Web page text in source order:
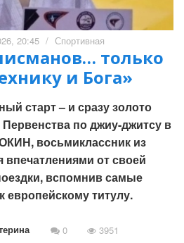
20:45 / Спортивная
только
и Бога»
старт – и сразу золото
по джиу-джитсу в
восьмиклассник из
от своей
вспомнив самые
европейскому титулу.
0 3951